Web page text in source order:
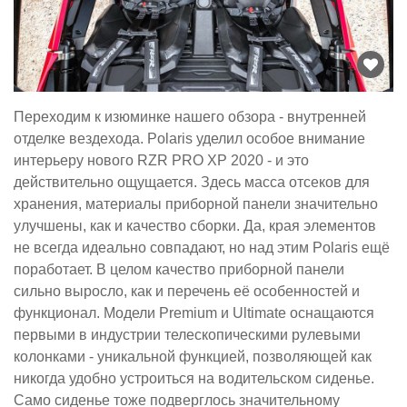
Переходим к изюминке нашего обзора - внутренней
отделке вездехода. Polaris уделил особое внимание
интерьеру нового RZR PRO XP 2020 - и это
действительно ощущается. Здесь масса отсеков для
хранения, материалы приборной панели значительно
улучшены, как и качество сборки. Да, края элементов
не всегда идеально совпадают, но над этим Polaris ещё
поработает. В целом качество приборной панели
сильно выросло, как и перечень её особенностей и
функционал. Модели Premium и Ultimate оснащаются
первыми в индустрии телескопическими рулевыми
колонками - уникальной функцией, позволяющей как
никогда удобно устроиться на водительском сиденье.
Само сиденье тоже подверглось значительному